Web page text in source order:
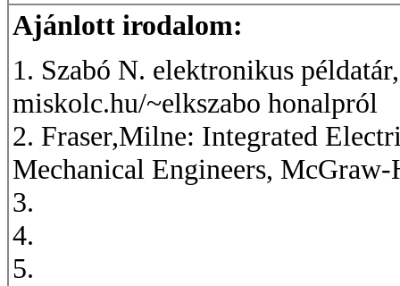
Ajánlott irodalom:
1. Szabó N. elektronikus
miskolc.hu/~elkszabo honalpról
2. Fraser,Milne: Integrated
Mechanical Engineers,
3.
4.
5.